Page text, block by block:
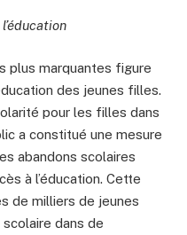
plus marquantes figure
des jeunes filles.
pour les filles dans
a constitué une mesure
abandons scolaires
à l’éducation. Cette
de milliers de jeunes
dans de